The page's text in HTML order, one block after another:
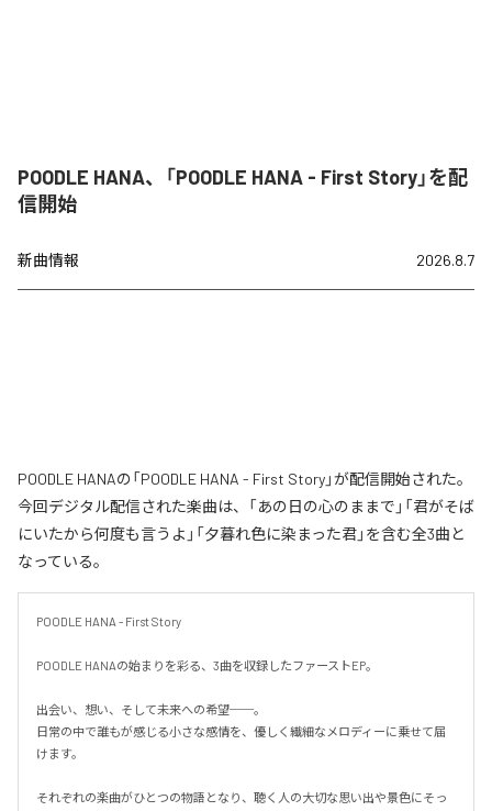
POODLE HANA、「POODLE HANA - First Story」を配
信開始
新曲情報 2026.8.7
POODLE HANAの「POODLE HANA - First Story」が配信開始された。
今回デジタル配信された楽曲は、「あの日の心のままで」「君がそば
にいたから何度も言うよ」「夕暮れ色に染まった君」を含む全3曲と
なっている。
POODLE HANA - First Story
POODLE HANAの始まりを彩る、3曲を収録したファーストEP。
出会い、想い、そして未来への希望──。
日常の中で誰もが感じる小さな感情を、優しく繊細なメロディーに乗せて届
けます。
それぞれの楽曲がひとつの物語となり、聴く人の大切な思い出や景色にそっ